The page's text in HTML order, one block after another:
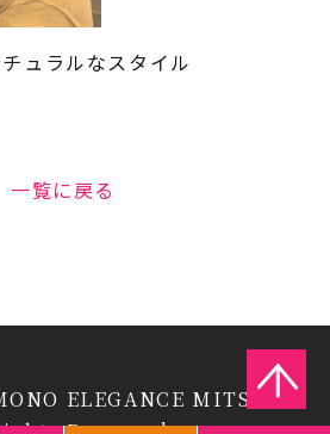
ュラルなスタイル
一覧に戻る
ELEGANCE MITSUIYA